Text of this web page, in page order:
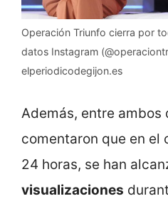
Operación Triunfo cierra por
datos Instagram
elperiodicodegijon.es
Además, entre ambos
comentaron que en el
24 horas, se han
visualizaciones